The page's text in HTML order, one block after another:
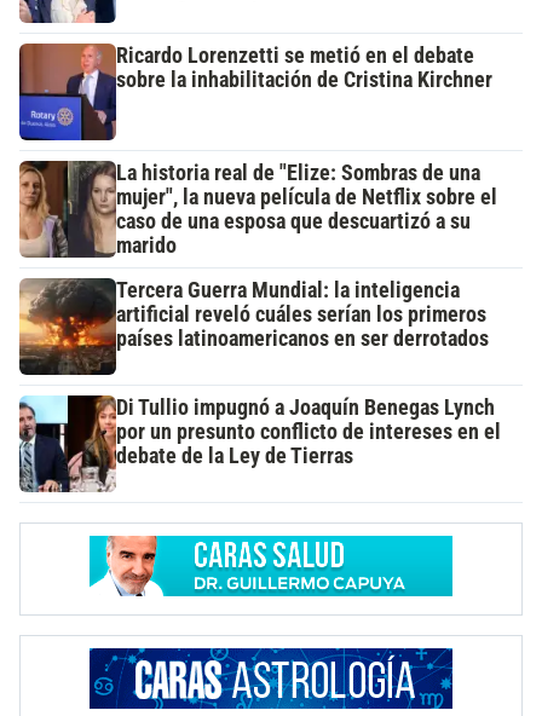
Ricardo Lorenzetti se metió en el debate
sobre la inhabilitación de Cristina Kirchner
La historia real de "Elize: Sombras de una
mujer", la nueva película de Netflix sobre el
caso de una esposa que descuartizó a su
marido
Tercera Guerra Mundial: la inteligencia
artificial reveló cuáles serían los primeros
países latinoamericanos en ser derrotados
Di Tullio impugnó a Joaquín Benegas Lynch
por un presunto conflicto de intereses en el
debate de la Ley de Tierras